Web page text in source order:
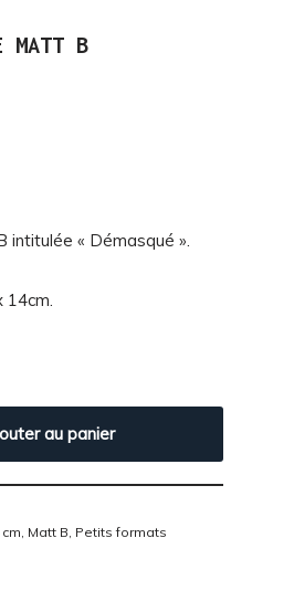
MATT B
intitulée « Démasqué ».
au panier
Matt B Petits formats